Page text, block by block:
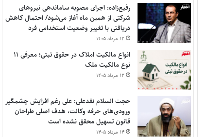
رفیع‌زاده: اجرای مصوبه ساماندهی نیروهای
شرکتی از همین ماه آغاز می‌شود/ احتمال کاهش
دریافتی با تغییر وضعیت استخدامی فرد
۱۲ مرداد ۱۴۰۵
انواع مالکیت املاک در حقوق ثبتی؛ معرفی ۱۱
نوع مالکیت ملک
۱۲ مرداد ۱۴۰۵
حجت السلام نقدعلی: علی رغم افزایش چشمگیر
ورودی‌های حرفه وکالت، هدف اصلی طراحان
قانون تسهیل محقق نشده است
۱۴ مرداد ۱۴۰۵